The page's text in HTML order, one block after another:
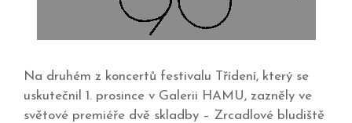
Na druhém z koncertů festivalu Třídení, který se
uskutečnil 1. prosince v Galerii HAMU, zazněly ve
světové premiéře dvě skladby – Zrcadlové bludiště